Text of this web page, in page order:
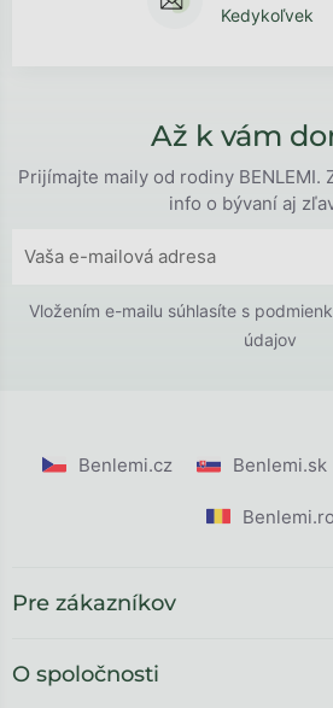
Kedykoľvek
Až k vám
Prijímajte maily od rodiny BENLEMI.
info o bývaní aj
Vložením e-mailu súhlasíte s
údajov
Benlemi.cz Benlemi.sk
Benlemi.ro
Pre zákazníkov
O spoločnosti